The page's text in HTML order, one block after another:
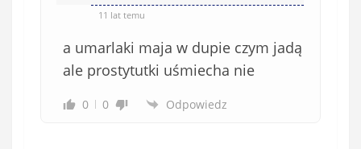
11 lat temu
a umarlaki maja w dupie czym jadą
ale prostytutki uśmiecha nie
0 0 Odpowiedz